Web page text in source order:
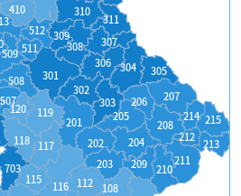
108
112
115
116
117
118
119
120
201
202
203
204
205
206
207
208
209 210
211
212
213
214 215
301
302
303
304 305
306
307
308
309
310
311
410
507
508
509 511
512
703